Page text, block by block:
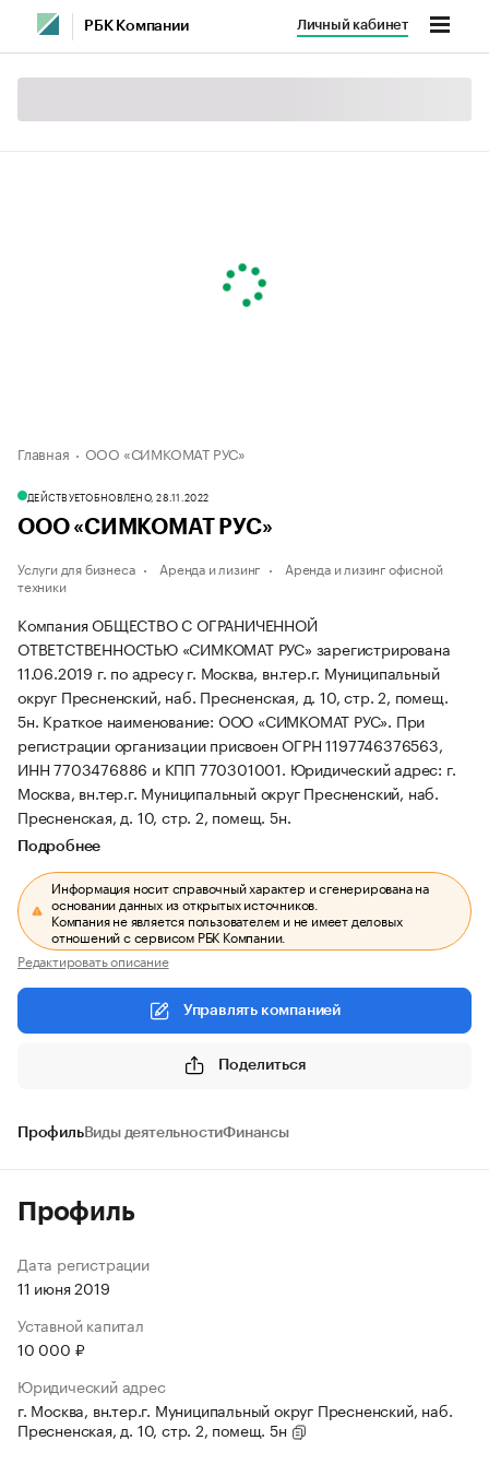
РБК Компании Личный кабинет
Главная ООО «СИМКОМАТ РУС»
ДЕЙСТВУЕТОБНОВЛЕНО, 28.11.2022
ООО «СИМКОМАТ РУС»
Услуги для бизнеса Аренда и лизинг
Аренда и лизинг офисной
техники
Компания ОБЩЕСТВО С ОГРАНИЧЕННОЙ
ОТВЕТСТВЕННОСТЬЮ «СИМКОМАТ РУС» зарегистрирована
11.06.2019 г. по адресу г. Москва, вн.тер.г. Муниципальный
округ Пресненский, наб. Пресненская, д. 10, стр. 2, помещ.
5н. Краткое наименование: ООО «СИМКОМАТ РУС». При
регистрации организации присвоен ОГРН 1197746376563,
ИНН 7703476886 и КПП 770301001. Юридический адрес: г.
Москва, вн.тер.г. Муниципальный округ Пресненский, наб.
Пресненская, д. 10, стр. 2, помещ. 5н.
Подробнее
Информация носит справочный характер и сгенерирована на
основании данных из открытых источников.
Компания не является пользователем и не имеет деловых
отношений с сервисом РБК Компании.
Редактировать описание
Управлять компанией
Поделиться
ПрофильВиды деятельностиФинансы
Профиль
Дата регистрации
11 июня 2019
Уставной капитал
10 000 ₽
Юридический адрес
г. Москва, вн.тер.г. Муниципальный округ Пресненский, наб.
Пресненская, д. 10, стр. 2, помещ. 5н